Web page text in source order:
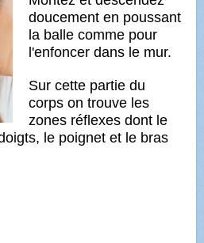
doucement en poussant
la balle comme pour
l'enfoncer dans le mur.
Sur cette partie du
corps on trouve les
zones réflexes dont le
le poignet et le bras